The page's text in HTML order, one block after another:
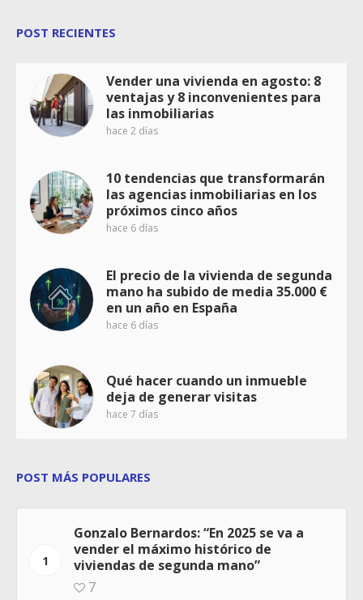
POST RECIENTES
Vender una vivienda en agosto: 8
ventajas y 8 inconvenientes para
las inmobiliarias
hace 2 días
10 tendencias que transformarán
las agencias inmobiliarias en los
próximos cinco años
hace 6 días
El precio de la vivienda de segunda
mano ha subido de media 35.000 €
en un año en España
hace 6 días
Qué hacer cuando un inmueble
deja de generar visitas
hace 7 días
POST MÁS POPULARES
1
Gonzalo Bernardos: “En 2025 se va a
vender el máximo histórico de
viviendas de segunda mano”
7